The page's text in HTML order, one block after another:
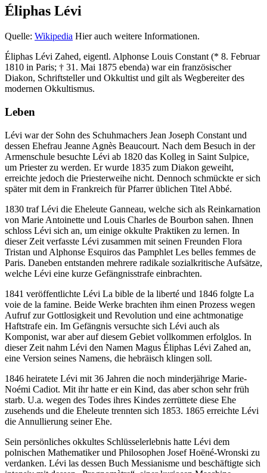
Éliphas Lévi
Quelle: Wikipedia Hier auch weitere Informationen.
Éliphas Lévi Zahed, eigentl. Alphonse Louis Constant (* 8. Februar
1810 in Paris; † 31. Mai 1875 ebenda) war ein französischer
Diakon, Schriftsteller und Okkultist und gilt als Wegbereiter des
modernen Okkultismus.
Leben
Lévi war der Sohn des Schuhmachers Jean Joseph Constant und
dessen Ehefrau Jeanne Agnès Beaucourt. Nach dem Besuch in der
Armenschule besuchte Lévi ab 1820 das Kolleg in Saint Sulpice,
um Priester zu werden. Er wurde 1835 zum Diakon geweiht,
erreichte jedoch die Priesterweihe nicht. Dennoch schmückte er sich
später mit dem in Frankreich für Pfarrer üblichen Titel Abbé.
1830 traf Lévi die Eheleute Ganneau, welche sich als Reinkarnation
von Marie Antoinette und Louis Charles de Bourbon sahen. Ihnen
schloss Lévi sich an, um einige okkulte Praktiken zu lernen. In
dieser Zeit verfasste Lévi zusammen mit seinen Freunden Flora
Tristan und Alphonse Esquiros das Pamphlet Les belles femmes de
Paris. Daneben entstanden mehrere radikale sozialkritische Aufsätze,
welche Lévi eine kurze Gefängnisstrafe einbrachten.
1841 veröffentlichte Lévi La bible de la liberté und 1846 folgte La
voie de la famine. Beide Werke brachten ihm einen Prozess wegen
Aufruf zur Gottlosigkeit und Revolution und eine achtmonatige
Haftstrafe ein. Im Gefängnis versuchte sich Lévi auch als
Komponist, war aber auf diesem Gebiet vollkommen erfolglos. In
dieser Zeit nahm Lévi den Namen Magus Éliphas Lévi Zahed an,
eine Version seines Namens, die hebräisch klingen soll.
1846 heiratete Lévi mit 36 Jahren die noch minderjährige Marie-
Noémi Cadiot. Mit ihr hatte er ein Kind, das aber schon sehr früh
starb. U.a. wegen des Todes ihres Kindes zerrüttete diese Ehe
zusehends und die Eheleute trennten sich 1853. 1865 erreichte Lévi
die Annullierung seiner Ehe.
Sein persönliches okkultes Schlüsselerlebnis hatte Lévi dem
polnischen Mathematiker und Philosophen Josef Hoëné-Wronski zu
verdanken. Lévi las dessen Buch Messianisme und beschäftigte sich